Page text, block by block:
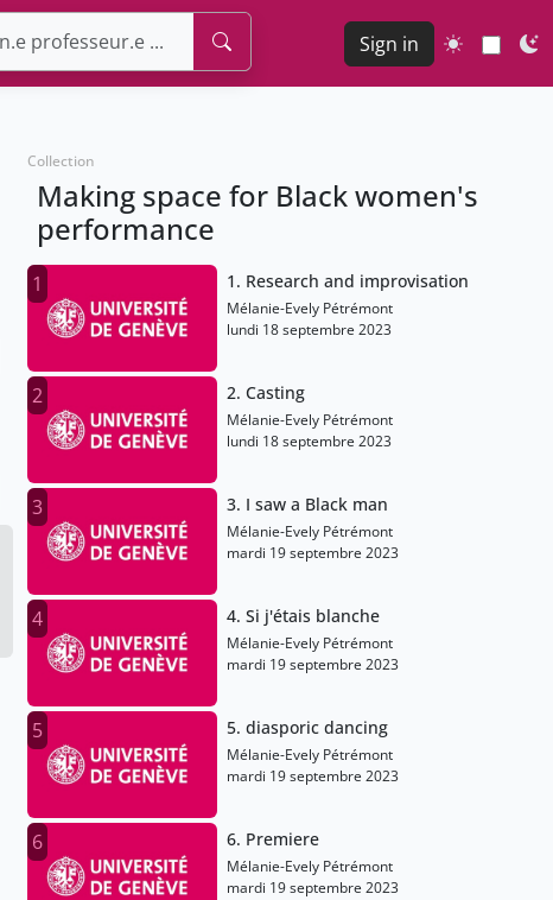
Sign in
Collection
Making space for Black women's
performance
1 1. Research and improvisation
Mélanie-Evely Pétrémont
lundi 18 septembre 2023
2 2. Casting
Mélanie-Evely Pétrémont
lundi 18 septembre 2023
3 3. I saw a Black man
Mélanie-Evely Pétrémont
mardi 19 septembre 2023
4 4. Si j'étais blanche
Mélanie-Evely Pétrémont
mardi 19 septembre 2023
5 5. diasporic dancing
Mélanie-Evely Pétrémont
mardi 19 septembre 2023
6 6. Premiere
Mélanie-Evely Pétrémont
mardi 19 septembre 2023